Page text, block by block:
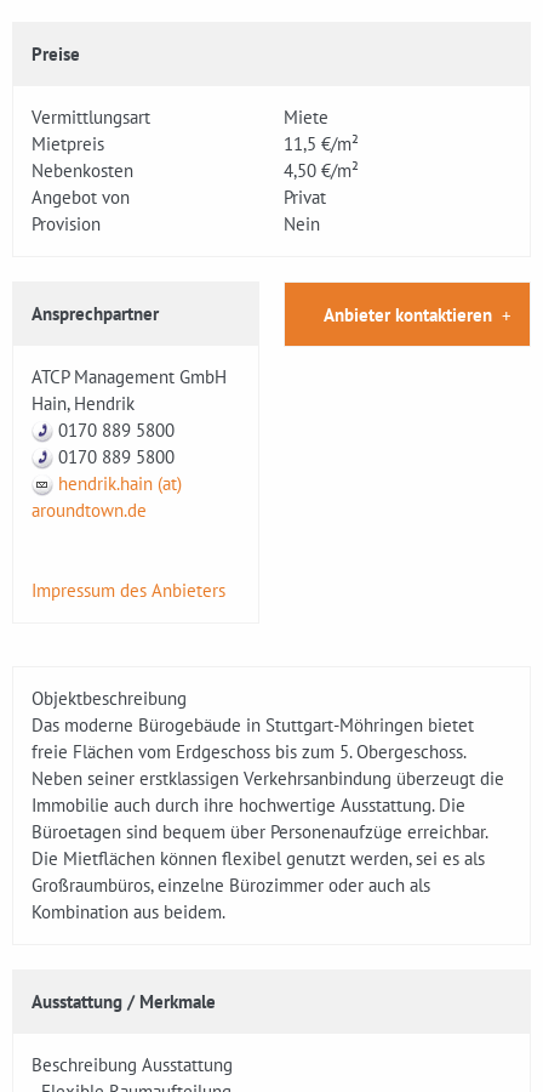
Preise
Vermittlungsart
Miete
Mietpreis
11,5 €/m²
Nebenkosten
4,50 €/m²
Angebot von
Privat
Provision
Nein
Ansprechpartner
ATCP Management GmbH
Hain, Hendrik
0170 889 5800
0170 889 5800
hendrik.hain (at)
aroundtown.de
Impressum des Anbieters
Anbieter kontaktieren
Objektbeschreibung
Das moderne Bürogebäude in Stuttgart-Möhringen bietet
freie Flächen vom Erdgeschoss bis zum 5. Obergeschoss.
Neben seiner erstklassigen Verkehrsanbindung überzeugt die
Immobilie auch durch ihre hochwertige Ausstattung. Die
Büroetagen sind bequem über Personenaufzüge erreichbar.
Die Mietflächen können flexibel genutzt werden, sei es als
Großraumbüros, einzelne Bürozimmer oder auch als
Kombination aus beidem.
Ausstattung / Merkmale
Beschreibung Ausstattung